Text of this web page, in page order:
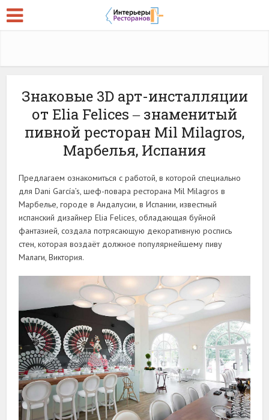
Знаковые 3D арт-инсталляции
от Elia Felices ‒ знаменитый
пивной ресторан Mil Milagros,
Марбелья, Испания
Предлагаем ознакомиться с работой, в которой специально
для Dani García’s, шеф-повара ресторана Mil Milagros в
Марбелье, городе в Андалусии, в Испании, известный
испанский дизайнер Elia Felices, обладающая буйной
фантазией, создала потрясающую декоративную роспись
стен, которая воздаёт должное популярнейшему пиву
Малаги, Виктория.